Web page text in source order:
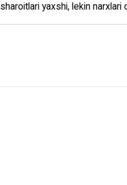
sharoitlari yaxshi, lekin narxlari